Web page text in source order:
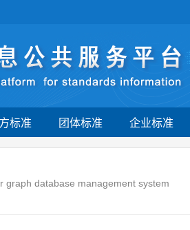
标准 团体标准 企业标准
database management system